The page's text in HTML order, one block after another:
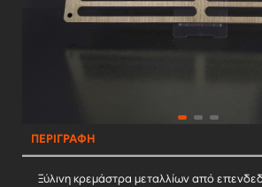
ΠΕΡΙΓΡΑΦΉ
Ξύλινη κρεμάστρα μεταλλίων από